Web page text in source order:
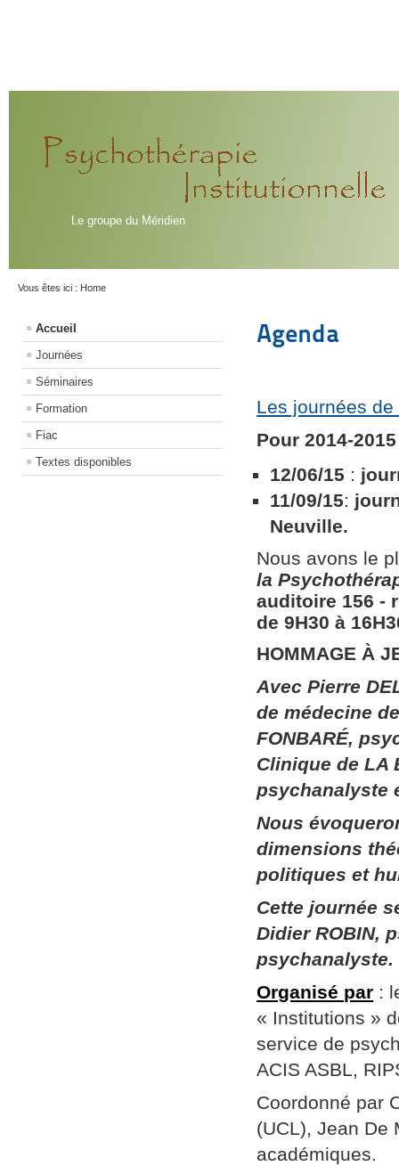
Le groupe du Méridien
Vous êtes ici : Home
Accueil
Journées
Séminaires
Formation
Fiac
Textes disponibles
Agenda
Les journées
Pour 2014-
12/06/15 :
11/09/15:
Neuville.
Nous avons le
la
auditoire 156​ ​-
de 9H30 à
HOMMAGE À
Avec Pierre
de médecine
FONBARÉ,
Clinique de LA
psychanalyste
Nous
dimensions
politiques et
Cette journée
Didier ROBIN,
psychanalyste.
Organisé par :
« Institutions »
service de
ACIS ASBL,
Coordonné par
(UCL), Jean De
académiques.